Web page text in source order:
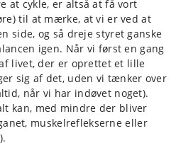
at cykle, er altså at få vort
til at mærke, at vi er ved at
side, og så dreje styret ganske
igen. Når vi først en gang
livet, der er oprettet et lille
sig af det, uden vi tænker over
når vi har indøvet noget).
kan, med mindre der bliver
muskelreflekserne eller